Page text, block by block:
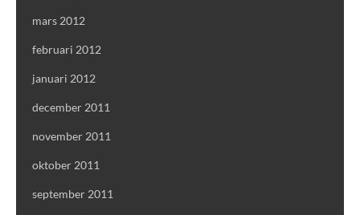
mars 2012
februari 2012
januari 2012
december 2011
november 2011
oktober 2011
september 2011